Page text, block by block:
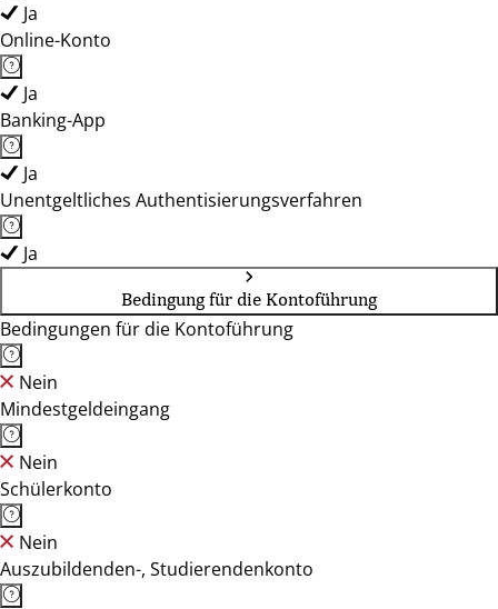
Ja
Online-Konto
Ja
Banking-App
Ja
Unentgeltliches Authentisierungsverfahren
Ja
Bedingung für die Kontoführung
Bedingungen für die Kontoführung
Nein
Mindestgeldeingang
Nein
Schülerkonto
Nein
Auszubildenden-, Studierendenkonto